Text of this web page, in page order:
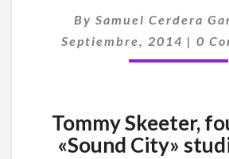
LOS
By Samuel Cerdera
Septiembre, 2014 | 0
Tommy Skeeter,
«Sound City»